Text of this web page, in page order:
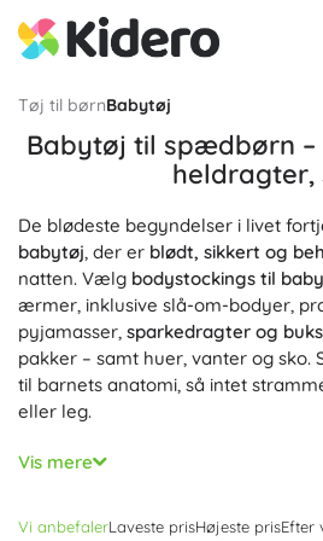
Tøj til børnBabytøj
Babytøj til spædbørn –
De blødeste begyndelser i livet
babytøj, der er blødt, sikkert og
natten. Vælg bodystockings til baby
ærmer, inklusive slå-om-bodyer,
pyjamasser, sparkedragter og
pakker – samt huer, vanter og sko.
til barnets anatomi, så intet
eller leg.
Vi vælger skånsomme materialer:
bambusfibre
varmermerinouldmed naturlig
Vis mere
Vi anbefalerLaveste prisHøjeste prisEfter